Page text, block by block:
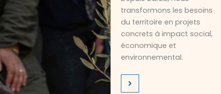
transformons les besoins
du territoire en projets
concrets à impact social,
économique et
environnemental.